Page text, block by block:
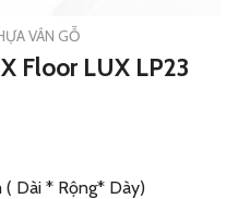
VÂN GỖ
Floor LUX LP23
( Dài * Rộng* Dày)